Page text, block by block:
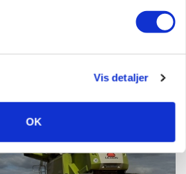
Vis detaljer
OK
på menuen hos